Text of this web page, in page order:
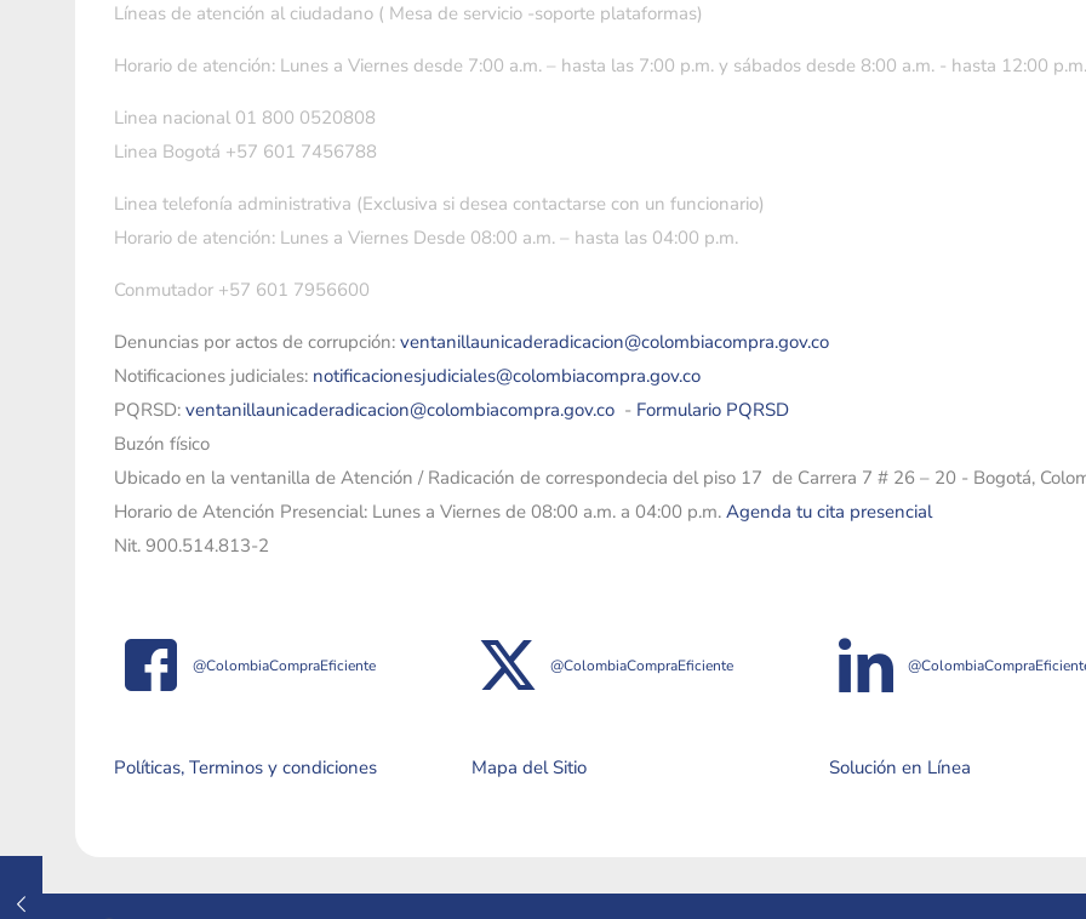
Líneas de atención al ciudadano ( Mesa de servicio -soporte plataformas)
Horario de atención: Lunes a Viernes desde 7:00 a.m. – hasta las 7:00 p.m. y sábados desde 8:00 a.m. - hasta 12:00 p.m.
Linea nacional 01 800 0520808
Linea Bogotá +57 601 7456788
Linea telefonía administrativa (Exclusiva si desea contactarse con un funcionario)
Horario de atención: Lunes a Viernes Desde 08:00 a.m. – hasta las 04:00 p.m.
Conmutador +57 601 7956600
Denuncias por actos de corrupción: ventanillaunicaderadicacion@colombiacompra.gov.co
Notificaciones judiciales: notificacionesjudiciales@colombiacompra.gov.co
PQRSD: ventanillaunicaderadicacion@colombiacompra.gov.co - Formulario PQRSD
Buzón físico
Ubicado en la ventanilla de Atención / Radicación de correspondecia del piso 17 de Carrera 7 # 26 – 20 - Bogotá,
Horario de Atención Presencial: Lunes a Viernes de 08:00 a.m. a 04:00 p.m. Agenda tu cita presencial
Nit. 900.514.813-2
@ColombiaCompraEficiente @ColombiaCompraEficiente
Políticas, Terminos y condiciones Mapa del Sitio Solución en Línea